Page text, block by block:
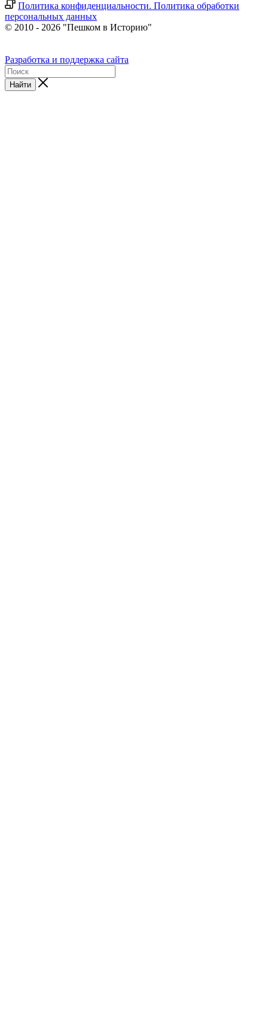
Политика конфиденциальности. Политика обработки
персональных данных
© 2010 - 2026 "Пешком в Историю"
Разработка и поддержка сайта
Найти